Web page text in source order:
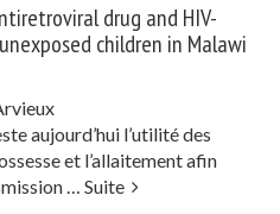
drug and HIV-
children in Malawi
aujourd’hui l’utilité des
et l’allaitement afin
… Suite